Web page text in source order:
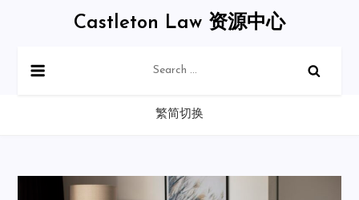
Castleton Law 资源中心
for:
繁简切换